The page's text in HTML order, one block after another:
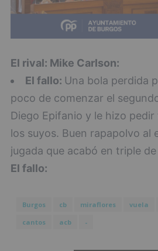
El rival: Mike Carlson:
El fallo: Una bola perdida
poco de comenzar el
Diego Epifanio y le hizo
los suyos. Buen rapapolvo al
jugada que acabó en triple
El fallo:
Burgos cb miraflores vuela
cantos
acb -